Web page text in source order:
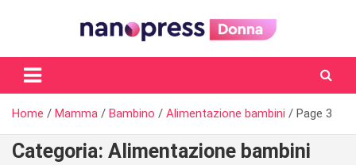
Il magazine femminile di Nanopress.it
Home Mamma Bambino Alimentazione bambini Page 3
Categoria: Alimentazione bambini